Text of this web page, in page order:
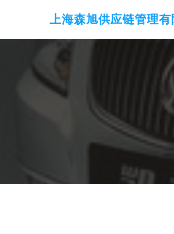
上海森旭供应链管理有